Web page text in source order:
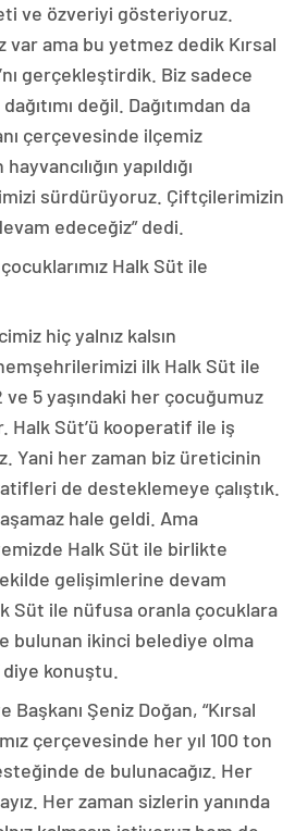
ve özveriyi gösteriyoruz.
var ama bu yetmez dedik Kırsal
gerçekleştirdik. Biz sadece
değil. Dağıtımdan da
çerçevesinde ilçemiz
yapıldığı
sürdürüyoruz. Çiftçilerimizin
edeceğiz” dedi.
Halk Süt ile
hiç yalnız kalsın
ilk Halk Süt ile
5 yaşındaki her çocuğumuz
Halk Süt’ü kooperatif ile iş
Yani her zaman biz üreticinin
de desteklemeye çalıştık.
hale geldi. Ama
Halk Süt ile birlikte
gelişimlerine devam
Süt ile nüfusa oranla çocuklara
bulunan ikinci belediye olma
konuştu.
Şeniz Doğan, “Kırsal
çerçevesinde her yıl 100 ton
de bulunacağız. Her
Her zaman sizlerin yanında